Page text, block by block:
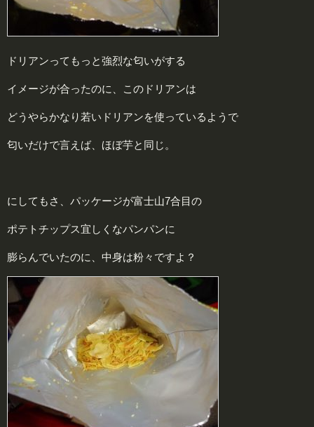
ドリアンってもっと強烈な匂いがする
イメージが合ったのに、このドリアンは
どうやらかなり若いドリアンを使っているようで
匂いだけで言えば、ほぼ芋と同じ。
にしてもさ、パッケージが富士山7合目の
ポテトチップス宜しくなパンパンに
膨らんでいたのに、中身は粉々ですよ？